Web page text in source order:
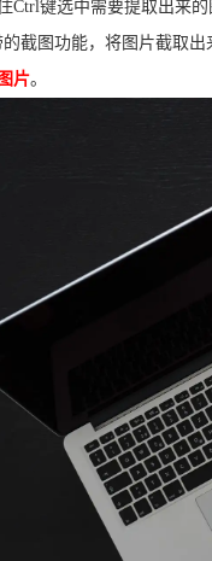
Ctrl键选中需要提取出来
截图功能，将图片截取
片。